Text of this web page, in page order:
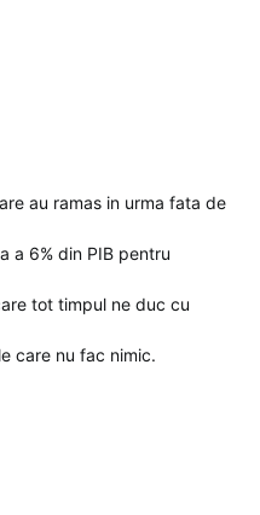
au ramas in urma fata de
a 6% din PIB pentru
tot timpul ne duc cu
care nu fac nimic.